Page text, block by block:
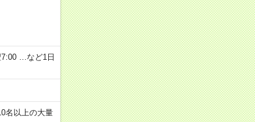
7:00 …など1日
名以上の大量